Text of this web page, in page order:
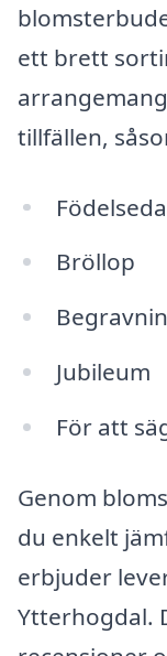
ett brett
tillfällen,
Bröllop
Jubileum
För att
Genom
du enkelt
erbjuder
Ytterhogdal.